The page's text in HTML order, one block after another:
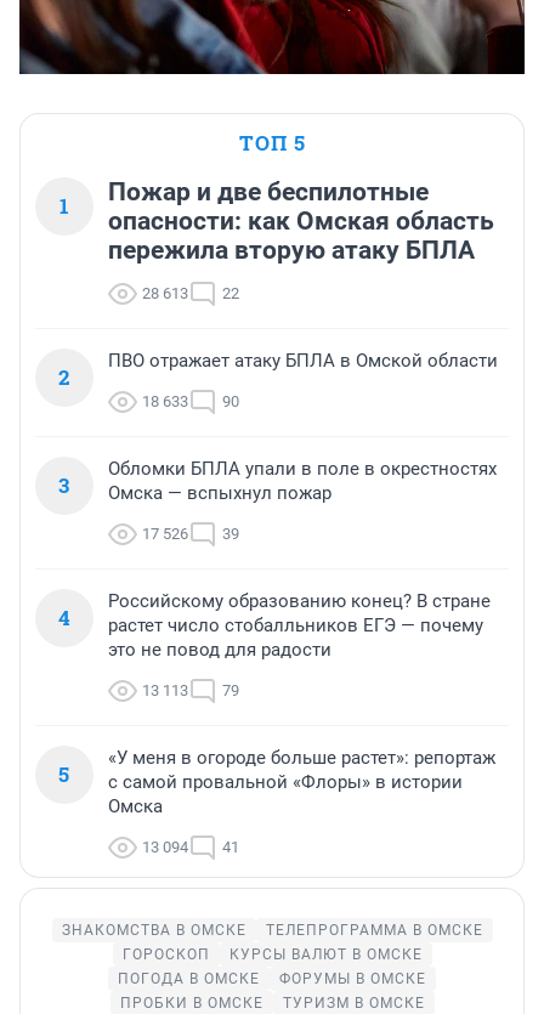
ТОП 5
1
Пожар и две беспилотные
опасности: как Омская область
пережила вторую атаку БПЛА
28 613 22
2
ПВО отражает атаку БПЛА в Омской области
18 633 90
3
Обломки БПЛА упали в поле в окрестностях
Омска — вспыхнул пожар
17 526 39
4
Российскому образованию конец? В стране
растет число стобалльников ЕГЭ — почему
это не повод для радости
13 113 79
5
«У меня в огороде больше растет»: репортаж
с самой провальной «Флоры» в истории
Омска
13 094 41
ЗНАКОМСТВА В ОМСКЕ
ТЕЛЕПРОГРАММА В ОМСКЕ
ГОРОСКОП
КУРСЫ ВАЛЮТ В ОМСКЕ
ПОГОДА В ОМСКЕ
ФОРУМЫ В ОМСКЕ
ПРОБКИ В ОМСКЕ
ТУРИЗМ В ОМСКЕ